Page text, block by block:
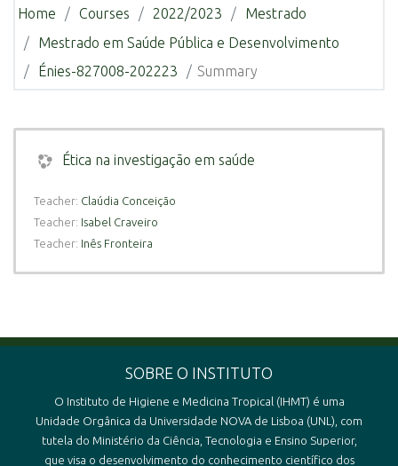
Home Courses 2022/2023
Mestrado
Mestrado em Saúde Pública e Desenvolvimento
Énies-827008-202223
Summary
Ética na investigação em saúde
Teacher: Claúdia Conceição
Teacher: Isabel Craveiro
Teacher: Inês Fronteira
SOBRE O INSTITUTO
O Instituto de Higiene e Medicina Tropical (IHMT) é uma
Unidade Orgânica da Universidade NOVA de Lisboa (UNL), com
tutela do Ministério da Ciência, Tecnologia e Ensino Superior,
que visa o desenvolvimento do conhecimento científico dos